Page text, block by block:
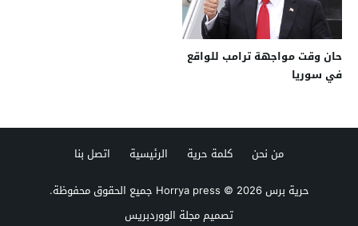
حان وقت مواجهة ترامب للواقع
في سوريا
من نحن كلمة حرية الرئيسية
اتصل بنا
حرية برس Horrya press© 2026 جميع الحقوق محفوظة.
تصميممجلة الووردبريس